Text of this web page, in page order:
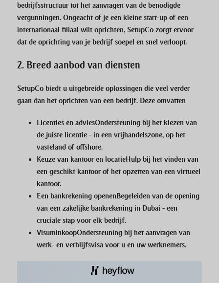
bedrijfsstructuur tot het aanvragen van de benodigde
vergunningen. Ongeacht of je een kleine start-up of een
internationaal filiaal wilt oprichten, SetupCo zorgt ervoor
dat de oprichting van je bedrijf soepel en snel verloopt.
2. Breed aanbod van diensten
SetupCo biedt u uitgebreide oplossingen die veel verder
gaan dan het oprichten van een bedrijf. Deze omvatten
Licenties en adviesOndersteuning bij het kiezen van
de juiste licentie - in een vrijhandelszone, op het
vasteland of offshore.
Keuze van kantoor en locatieHulp bij het vinden van
een geschikt kantoor of het opzetten van een virtueel
kantoor.
Een bankrekening openenBegeleiden van de opening
van een zakelijke bankrekening in Dubai - een
cruciale stap voor elk bedrijf.
VisuminkoopOndersteuning bij het aanvragen van
werk- en verblijfsvisa voor u en uw werknemers.